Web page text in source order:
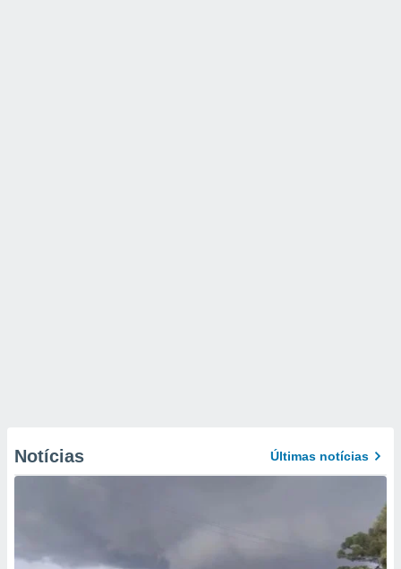
Notícias Últimas notícias